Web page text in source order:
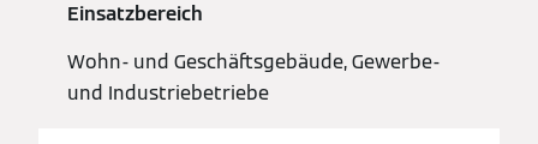
Einsatzbereich
Wohn- und Geschäftsgebäude, Gewerbe-
und Industriebetriebe